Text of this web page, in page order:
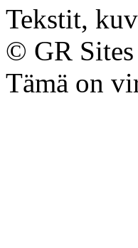
Tekstit,
© GR
Tämä on